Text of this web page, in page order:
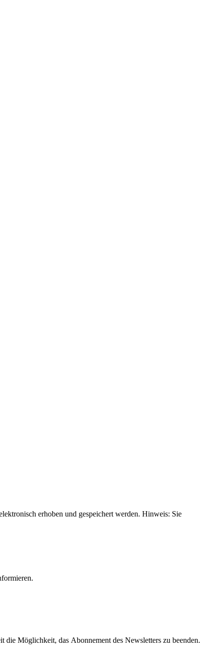
erhoben und gespeichert werden. Hinweis: Sie
Möglichkeit, das Abonnement des Newsletters zu beenden.